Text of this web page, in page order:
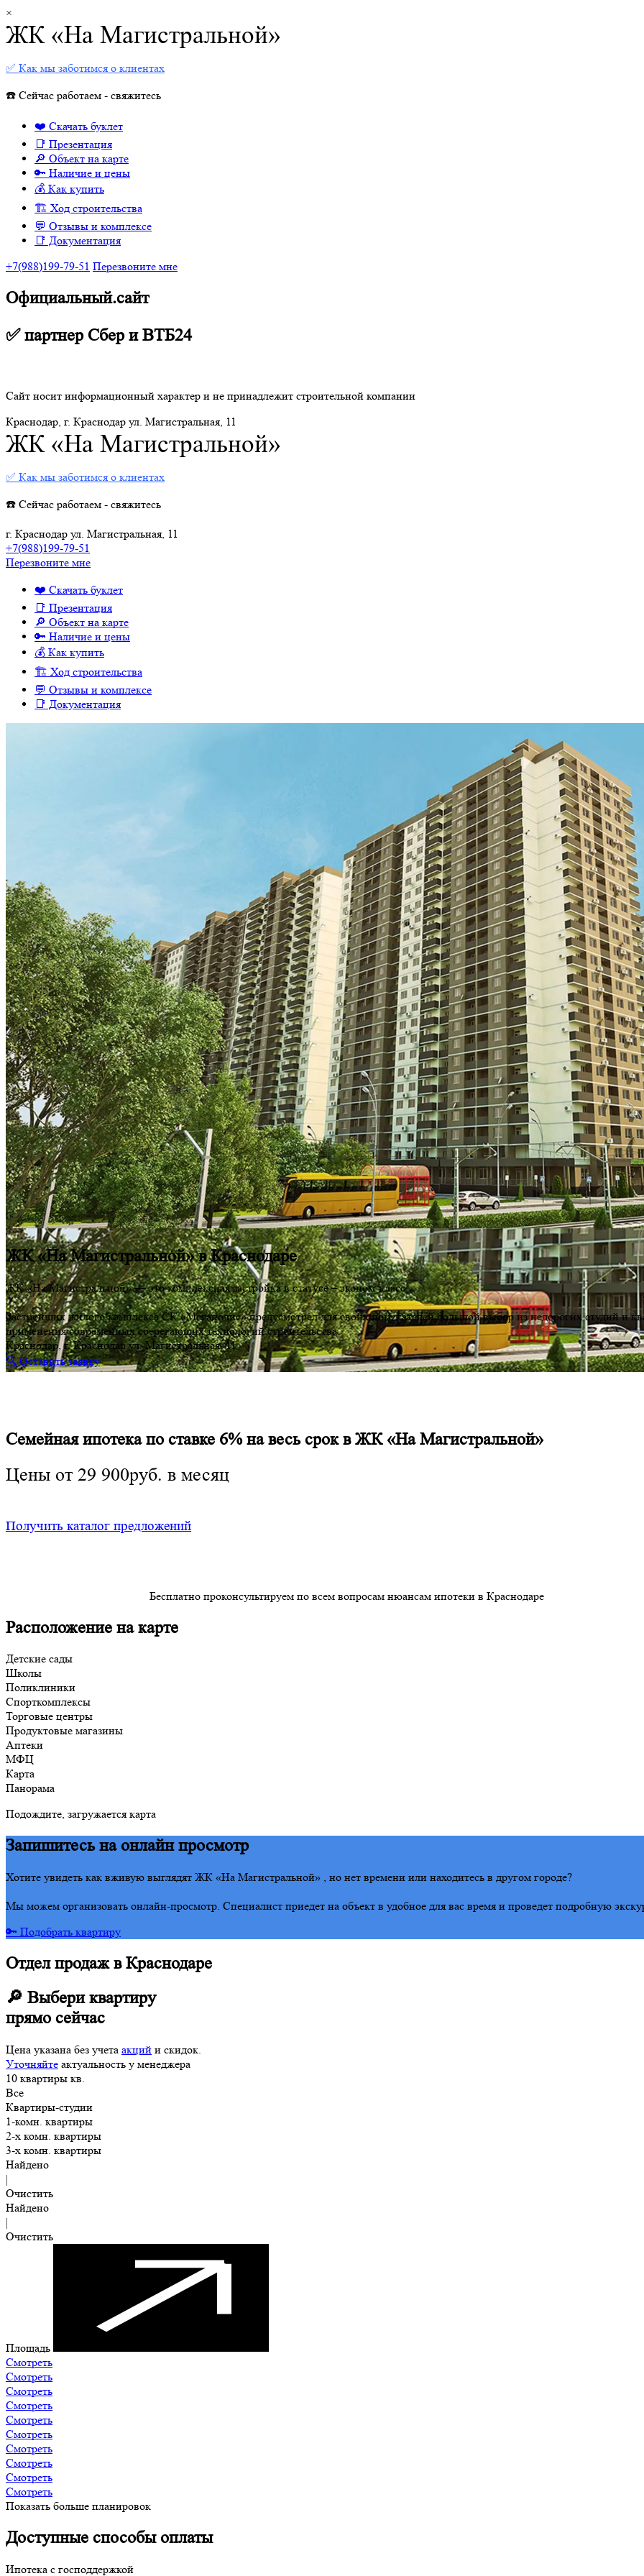
×
ЖК «На Магистральной»
✅ Как мы заботимся о клиентах
☎️ Сейчас работаем - свяжитесь
❤️ Скачать буклет
📑 Презентация
🔎 Объект на карте
🔑 Наличие и цены
💰 Как купить
🏗 Ход строительства
💬 Отзывы и комплексе
📑 Документация
+7(988)199-79-51 Перезвоните мне
Официальный.сайт
✅ партнер Сбер и ВТБ24
Сайт носит информационный характер и не принадлежит строительной компании
Краснодар, г. Краснодар ул. Магистральная, 11
ЖК «На Магистральной»
✅ Как мы заботимся о клиентах
☎️ Сейчас работаем - свяжитесь
г. Краснодар ул. Магистральная, 11
+7(988)199-79-51
Перезвоните мне
❤️ Скачать буклет
📑 Презентация
🔎 Объект на карте
🔑 Наличие и цены
💰 Как купить
🏗 Ход строительства
💬 Отзывы и комплексе
📑 Документация
ЖК «На Магистральной» в Краснодаре
ЖК «На Магистральной» — это комплексная застройка в статусе – эконом-класс.
Застройщик жилого комплекса СК «Мегаполис» предусмотрел для своих покупателей большой выбор из недорогих студий и
применения современных сберегающих технологий строительства.
Краснодар, г. Краснодар ул. Магистральная, 11
🔍 Оставить заявку
Семейная ипотека по ставке 6% на весь срок в ЖК «На Магистральной»
Цены от 29 900руб. в месяц
Получить каталог предложений
Бесплатно проконсультируем по всем вопросам нюансам ипотеки в Краснодаре
Расположение на карте
Детские сады
Школы
Поликлиники
Спорткомплексы
Торговые центры
Продуктовые магазины
Аптеки
МФЦ
Карта
Панорама
Подождите, загружается карта
Запишитесь на онлайн просмотр
Хотите увидеть как вживую выглядят ЖК «На Магистральной» , но нет времени или находитесь в другом городе?
Мы можем организовать онлайн-просмотр. Специалист приедет на объект в удобное для вас время и проведет подробную
🔑 Подобрать квартиру
Отдел продаж в Краснодаре
🔎 Выбери квартиру
прямо сейчас
Цена указана без учета акций и скидок.
Уточняйте актуальность у менеджера
10 квартиры кв.
Все
Квартиры-студии
1-комн. квартиры
2-х комн. квартиры
3-х комн. квартиры
Найдено
|
Очистить
Найдено
|
Очистить
Площадь
Смотреть
Смотреть
Смотреть
Смотреть
Смотреть
Смотреть
Смотреть
Смотреть
Смотреть
Смотреть
Показать больше планировок
Доступные способы оплаты
Ипотека с господдержкой